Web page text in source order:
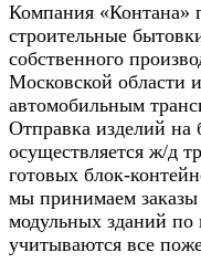
Компания «Контана»
строительные
собственного
Московской области
автомобильным
Отправка изделий на
осуществляется ж/д
готовых блок-
мы принимаем заказы
модульных зданий
учитываются все